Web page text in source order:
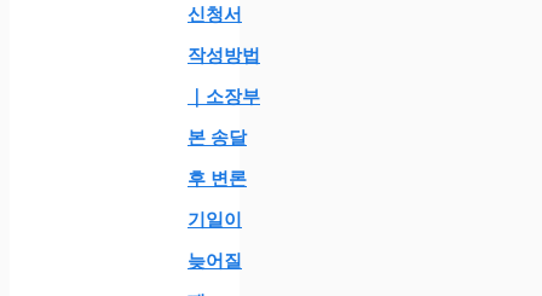
신청서
작성방법
｜소장부
본 송달
후 변론
기일이
늦어질